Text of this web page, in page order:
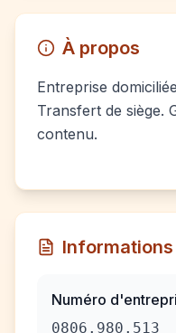
À propos
Entreprise
Transfert de siège.
contenu.
Numéro
0806.980.513